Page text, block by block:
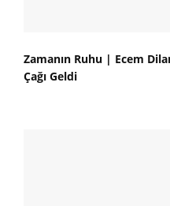
Zamanın Ruhu | Ecem
Çağı Geldi